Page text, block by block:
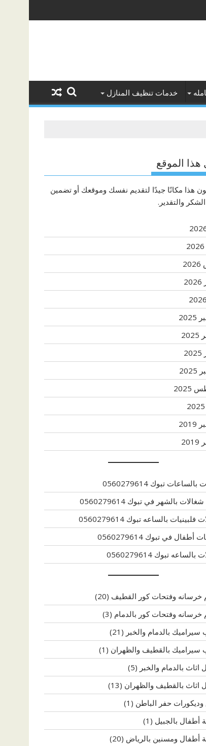
خدمات تنظيف المنازل
الموقع
هذا مكانًا جيدًا لتقديم نفسك وموقعك أو تضمين
والتقدير.
تبوك 0560279614
بالشهر في تبوك 0560279614
بالساعه تبوك 0560279614
في تبوك 0560279614
تبوك 0560279614
خرسانه وفتحات كور القطيف (20)
خرسانه وفتحات كور بالدمام (3)
سيراميك بالدمام والخبر (21)
سيراميك بالقطيف والظهران (1)
اثاث بالدمام والخبر (5)
اثاث بالقطيف والظهران (13)
حفر الباطن (1)
أطفال بالجبيل (1)
أطفال ومسنين بالرياض (20)